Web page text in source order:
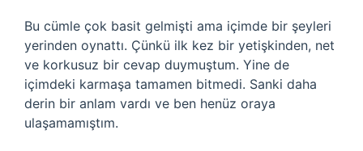
Bu cümle çok basit gelmişti ama içimde bir şeyleri
yerinden oynattı. Çünkü ilk kez bir yetişkinden, net
ve korkusuz bir cevap duymuştum. Yine de
içimdeki karmaşa tamamen bitmedi. Sanki daha
derin bir anlam vardı ve ben henüz oraya
ulaşamamıştım.